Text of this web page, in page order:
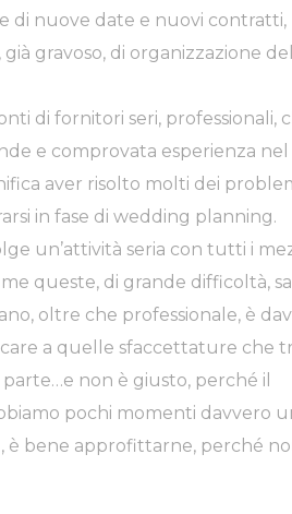
di nuove date e nuovi contratti,
gravoso, di organizzazione del
di fornitori seri, professionali,
e comprovata esperienza
aver risolto molti dei
in fase di wedding planning.
un’attività seria con tutti i
queste, di grande difficoltà, sa
oltre che professionale, è
a quelle sfaccettature che
non è giusto, perché il
pochi momenti davvero
è bene approfittarne, perché